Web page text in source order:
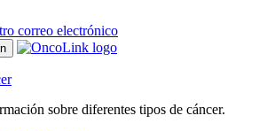
correo electrónico
sobre diferentes tipos de cáncer.